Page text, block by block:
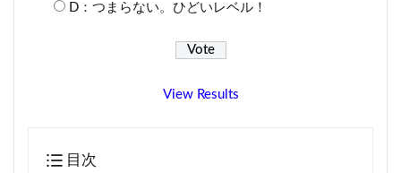
D：つまらない。ひどいレベル！
View Results
目次